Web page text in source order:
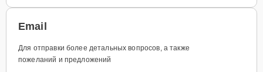
Email
Для отправки более детальных вопросов, а также
пожеланий и предложений